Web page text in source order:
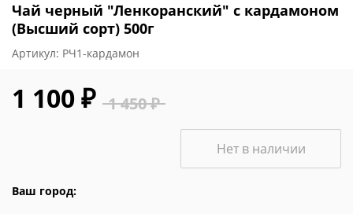
Чай черный "Ленкоранский" с кардамоном
(Высший сорт) 500г
Артикул: РЧ1-кардамон
1 450 ₽
1 100 ₽
Ваш город:
Нет в наличии